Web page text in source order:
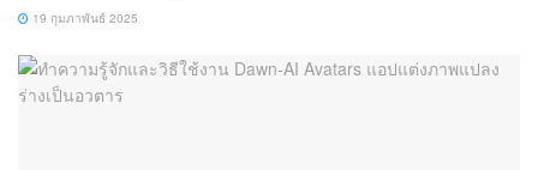
19 กุมภาพันธ์ 2025